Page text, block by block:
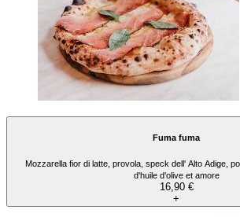
Fuma fuma
Mozzarella fior di latte, provola, speck dell' Alto Adige,
d'huile d'olive et amore
16,90 €
+